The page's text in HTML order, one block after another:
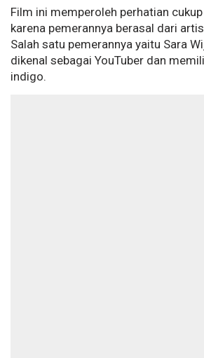
Film ini memperoleh perhatian
karena pemerannya berasal dari
Salah satu pemerannya yaitu Sara
dikenal sebagai YouTuber dan
indigo.